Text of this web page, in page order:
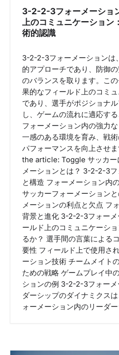
3-2-2-3フォーメーショ
上のコミュニケーショ
術的認識
3-2-2-3フォーメーションは
的アプローチであり、防御
のバランスを取ります。こ
果的なフィールド上のコミ
であり、選手がポジショナ
し、ゲームの流れに適応す
フォーメーション内の強力
一感のある環境を育み、戦
パフォーマンスを向上させ
the article: Toggle サッカ
メーションとは？ 3-2-2-3
と構造 フォーメーション内
サッカーフォーメーション
メーションの利点と欠点 フ
背景と進化 3-2-2-3フォーメ
ールド上のコミュニケーシ
るか？ 選手間の言葉による
要性 フィールド上で使用さ
ーション技術 チームメイト
ための戦略 ゲームプレイ中
ションの例 3-2-2-3フォー
ダーシップのダイナミクス
ォーメーション内のリーダ